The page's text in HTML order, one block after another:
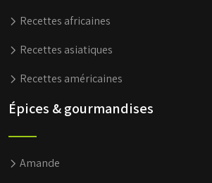
Recettes africaines
Recettes asiatiques
Recettes américaines
Épices & gourmandises
Amande